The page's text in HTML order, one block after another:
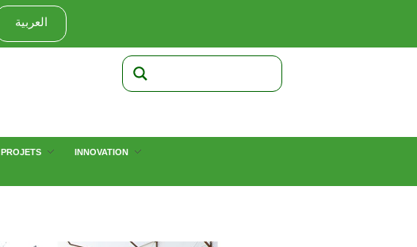
العربية
PROJETS
INNOVATION